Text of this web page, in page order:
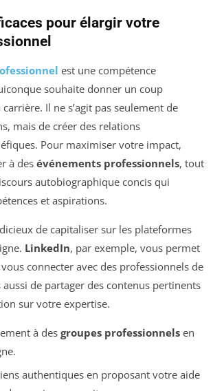
pour élargir votre
est une compétence
souhaite donner un coup
carrière. Il ne s’agit pas seulement de
mais de créer des relations
Pour maximiser votre impact,
à des événements professionnels, tout
autobiographique concis qui
et aspirations.
de capitaliser sur les plateformes
LinkedIn, par exemple, vous permet
connecter avec des professionnels de
de partager des contenus pertinents
sur votre expertise.
à des groupes professionnelsen
authentiques en proposant votre aide